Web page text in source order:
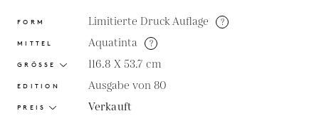
FORM Limitierte Druck Auflage ?
MITTEL Aquatinta ?
GRÖSSE 116.8 X 53.7 cm
EDITION Ausgabe von 80
PREIS Verkauft